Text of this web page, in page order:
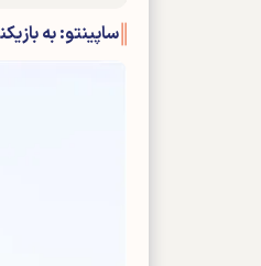
ساپینتو: به